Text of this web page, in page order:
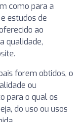
como para a
estudos de
ao
qualidade,
forem obtidos, o
ou
para o qual os
do uso ou usos